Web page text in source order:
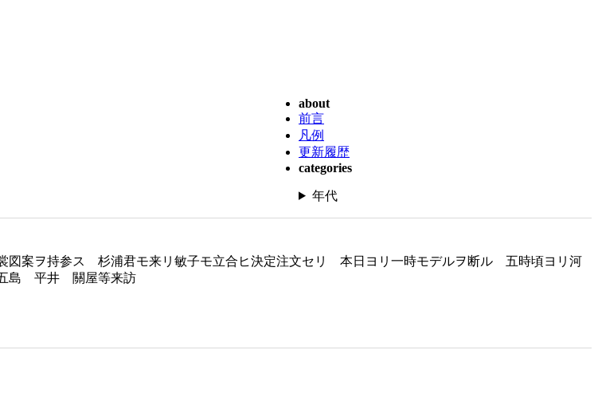
about
前言
凡例
更新履歴
categories
年代
ヲ持参ス 杉浦君モ来リ敏子モ立合ヒ決定注文セリ 本日ヨリ一時モデルヲ断ル 五時頃ヨリ河
五島 平井 關屋等来訪